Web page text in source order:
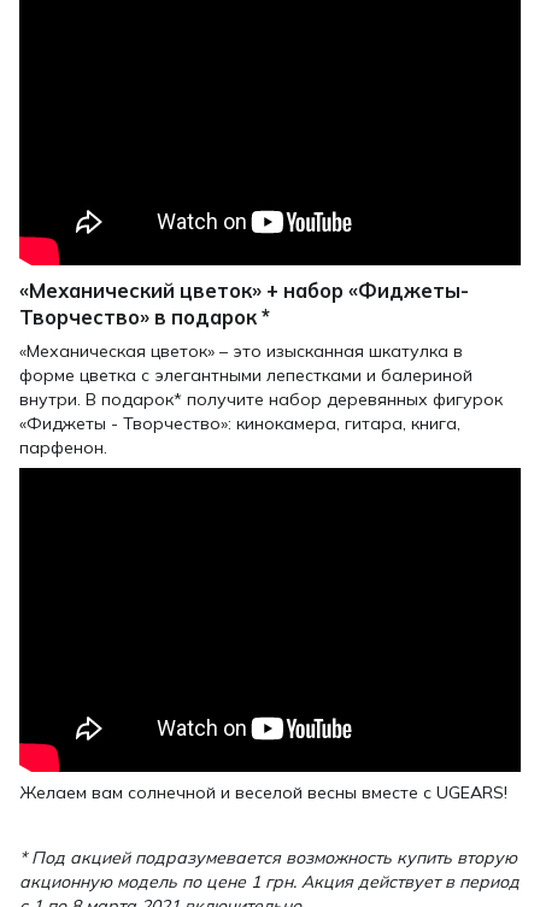
«Механический цветок» + набор «Фиджеты-
Творчество» в подарок *
«Механическая цветок» – это изысканная шкатулка в
форме цветка с элегантными лепестками и балериной
внутри. В подарок* получите набор деревянных фигурок
«Фиджеты - Творчество»: кинокамера, гитара, книга,
парфенон.
Желаем вам солнечной и веселой весны вместе с UGEARS!
* Под акцией подразумевается возможность купить вторую
акционную модель по цене 1 грн. Акция действует в период